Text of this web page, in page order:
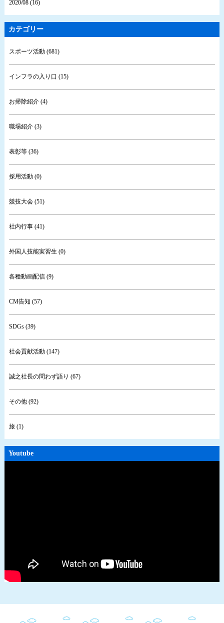
2020/08 (16)
カテゴリー
スポーツ活動 (681)
インフラの入り口 (15)
お掃除紹介 (4)
職場紹介 (3)
表彰等 (36)
採用活動 (0)
競技大会 (51)
社内行事 (41)
外国人技能実習生 (0)
各種動画配信 (9)
CM告知 (57)
SDGs (39)
社会貢献活動 (147)
誠之社長の問わず語り (67)
その他 (92)
旅 (1)
Youtube